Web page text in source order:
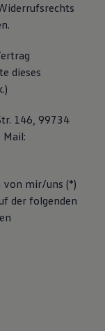
dieses
146, 99734
mir/uns (*)
der folgenden